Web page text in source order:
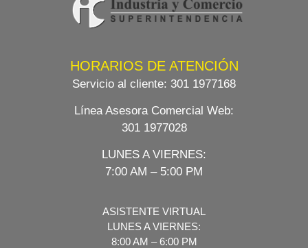
HORARIOS DE ATENCIÓN
Servicio al cliente: 301 1977168
Línea Asesora Comercial Web:
301 1977028
LUNES A VIERNES:
7:00 AM – 5:00 PM
ASISTENTE VIRTUAL
LUNES A VIERNES:
8:00 AM – 6:00 PM